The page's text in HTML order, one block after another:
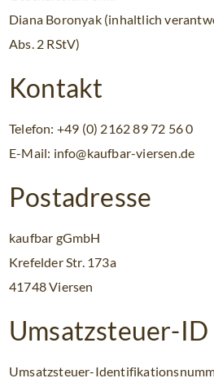
Diana Boronyak (inhaltlich
Abs. 2 RStV)
Kontakt
Telefon: +49 (0) 2162 89 72 56 0
E-Mail: info@kaufbar-viersen.de
Postadresse
kaufbar gGmbH
Krefelder Str. 173a
41748 Viersen
Umsatzsteuer-ID
Umsatzsteuer-